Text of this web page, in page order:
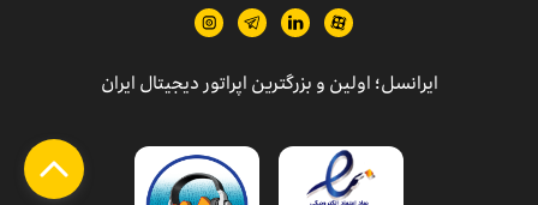
ایرانسل؛ اولین و بزرگترین اپراتور دیجیتال ایران